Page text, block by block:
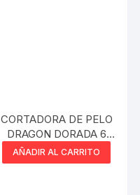
CORTADORA DE PELO
DRAGON DORADA 6
ACC PATILLERA
RECARGABLE
AÑADIR AL CARRITO